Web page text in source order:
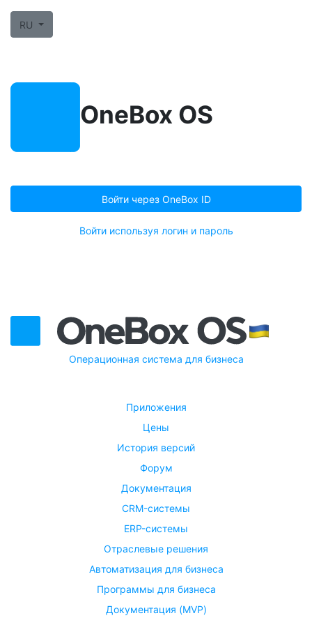
RU
OneBox OS
Войти через OneBox ID
Войти используя логин и пароль
Операционная система для бизнеса
Приложения
Цены
История версий
Форум
Документация
CRM-системы
ERP-системы
Отраслевые решения
Автоматизация для бизнеса
Программы для бизнеса
Документация (MVP)